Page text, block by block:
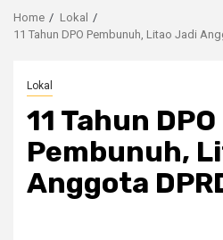
Home
Lokal
11 Tahun DPO Pembunuh, Litao Jadi
Lokal
11 Tahun DPO
Pembunuh,
Anggota